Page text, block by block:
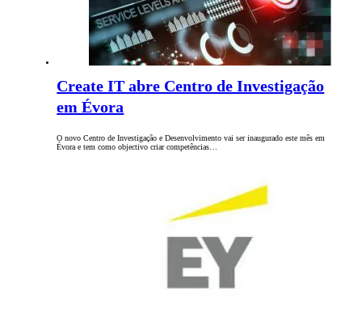
Create IT abre Centro de Investigação
em Évora
O novo Centro de Investigação e Desenvolvimento vai ser inaugurado este mês em
Évora e tem como objectivo criar competências…